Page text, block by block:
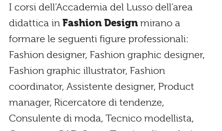
I corsi dell’Accademia del Lusso dell’area
didattica in Fashion Design mirano a
formare le seguenti figure professionali:
Fashion designer, Fashion graphic designer,
Fashion graphic illustrator, Fashion
coordinator, Assistente designer, Product
manager, Ricercatore di tendenze,
Consulente di moda, Tecnico modellista,